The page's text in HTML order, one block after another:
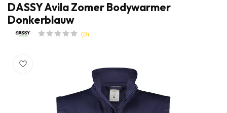
DASSY Avila Zomer Bodywarmer
Donkerblauw
(0)